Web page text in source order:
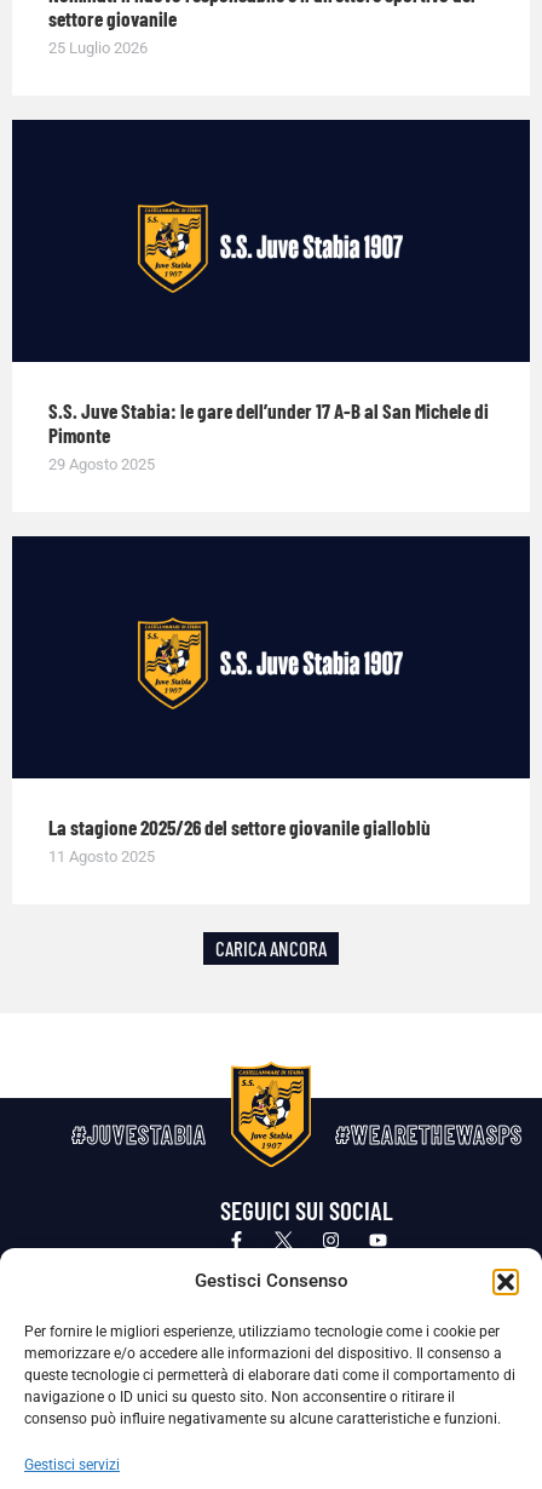
Gestisci Consenso
Per fornire le migliori esperienze, utilizziamo tecnologie come i cookie per
memorizzare e/o accedere alle informazioni del dispositivo. Il consenso a
queste tecnologie ci permetterà di elaborare dati come il comportamento di
navigazione o ID unici su questo sito. Non acconsentire o ritirare il
consenso può influire negativamente su alcune caratteristiche e funzioni.
Gestisci servizi
settore giovanile
25 Luglio 2026
S.S. Juve Stabia: le gare dell’under 17 A-B al San Michele di
Pimonte
29 Agosto 2025
La stagione 2025/26 del settore giovanile gialloblù
11 Agosto 2025
CARICA ANCORA
#JUVESTABIA #WEARETHEWASPS
SEGUICI SUI SOCIAL
Privacy Policy Cookie Policy
La Società ha nominato il Responsabile della Protezione dei Dati Personali (DPO), figura specializzata che vigila sulle modalità
adottate dalla nostra Società per tutelare i Suoi dati personali.
Per contattare il DPO può scrivere a